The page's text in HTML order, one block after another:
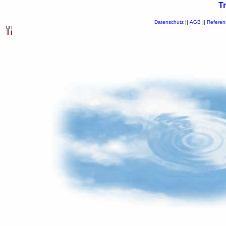
Datenschutz|| AGB ||